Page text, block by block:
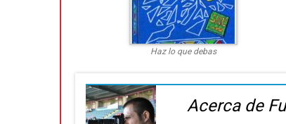
Haz lo que debas
Acerca de